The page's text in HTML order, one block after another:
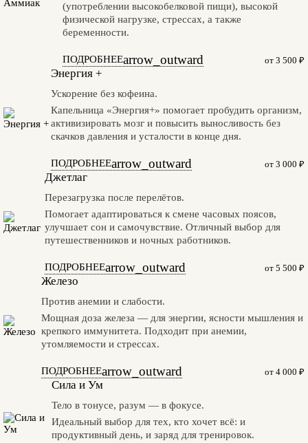
(употреблении высокобелковой пищи), высокой
физической нагрузке, стрессах, а также
беременности.
ПОДРОБНЕЕarrow_outward от 3 500 ₽
Энергия +
Ускорение без кофеина.
Капельница «Энергия+» помогает пробудить организм,
активизировать мозг и повысить выносливость без
скачков давления и усталости в конце дня.
ПОДРОБНЕЕarrow_outward от 3 000 ₽
Джетлаг
Перезагрузка после перелётов.
Помогает адаптироваться к смене часовых поясов,
улучшает сон и самочувствие. Отличный выбор для
путешественников и ночных работников.
ПОДРОБНЕЕarrow_outward от 5 500 ₽
Железо
Против анемии и слабости.
Мощная доза железа — для энергии, ясности мышления и
крепкого иммунитета. Подходит при анемии,
утомляемости и стрессах.
ПОДРОБНЕЕarrow_outward от 4 000 ₽
Сила и Ум
Тело в тонусе, разум — в фокусе.
Идеальный выбор для тех, кто хочет всё: и
продуктивный день, и заряд для тренировок.